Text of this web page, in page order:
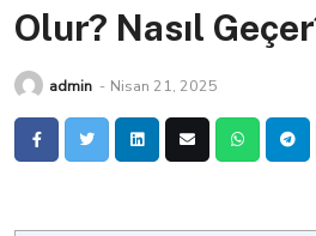
Olur? Nasıl
admin - Nisan 21, 2025